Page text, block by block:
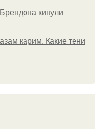
кинули
карим. Какие тени